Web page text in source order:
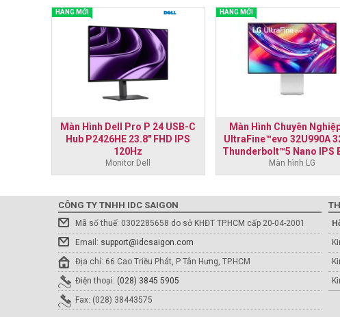
HÀNG MỚI
Màn Hình Dell Pro P 24 USB-C
Hub P2426HE 23.8" FHD IPS
120Hz
Monitor Dell
HÀNG MỚI
Màn Hình Chuyên
UltraFine™evo 32U990A
Thunderbolt™5 Nano IPS
Màn hình LG
CÔNG TY TNHH IDC SAIGON
Mã số thuế: 0302285658 do sở KHĐT TP.HCM cấp 20-04-2001
Email: support@idcsaigon.com
Địa chỉ: 66 Cao Triều Phát, P Tân Hưng, TP.HCM
Điện thoại: (028) 3845 5905
Fax: (028) 38443575